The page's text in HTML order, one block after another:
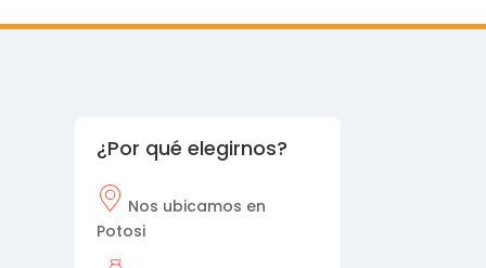
¿Por qué elegirnos?
Nos ubicamos en
Potosi